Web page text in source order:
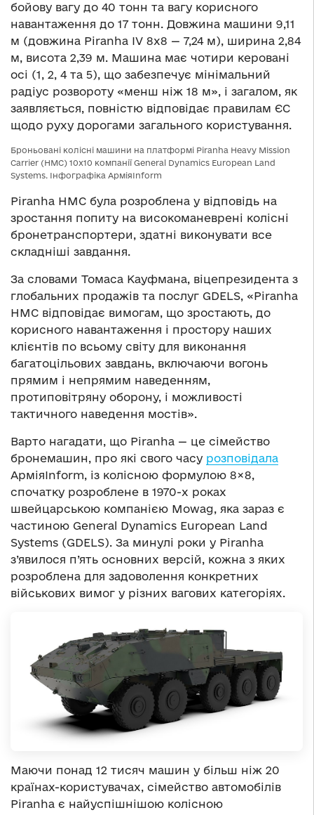
бойову вагу до 40 тонн та вагу корисного
навантаження до 17 тонн. Довжина машини 9,11
м (довжина Piranha IV 8х8 — 7,24 м), ширина 2,84
м, висота 2,39 м. Машина має чотири керовані
осі (1, 2, 4 та 5), що забезпечує мінімальний
радіус розвороту «менш ніж 18 м», і загалом, як
заявляється, повністю відповідає правилам ЄС
щодо руху дорогами загального користування.
Броньовані колісні машини на платформі Piranha Heavy Mission
Carrier (HMC) 10х10 компанії General Dynamics European Land
Systems. Інфографіка АрміяInform
Piranha HMC була розроблена у відповідь на
зростання попиту на високоманеврені колісні
бронетранспортери, здатні виконувати все
складніші завдання.
За словами Томаса Кауфмана, віцепрезидента з
глобальних продажів та послуг GDELS, «Piranha
HMC відповідає вимогам, що зростають, до
корисного навантаження і простору наших
клієнтів по всьому світу для виконання
багатоцільових завдань, включаючи вогонь
прямим і непрямим наведенням,
протиповітряну оборону, і можливості
тактичного наведення мостів».
Варто нагадати, що Piranha — це сімейство
бронемашин, про які свого часу розповідала
АрміяInform, із колісною формулою 8×8,
спочатку розроблене в 1970-х роках
швейцарською компанією Mowag, яка зараз є
частиною General Dynamics European Land
Systems (GDELS). За минулі роки у Piranha
з’явилося п’ять основних версій, кожна з яких
розроблена для задоволення конкретних
військових вимог у різних вагових категоріях.
Маючи понад 12 тисяч машин у більш ніж 20
країнах-користувачах, сімейство автомобілів
Piranha є найуспішнішою колісною